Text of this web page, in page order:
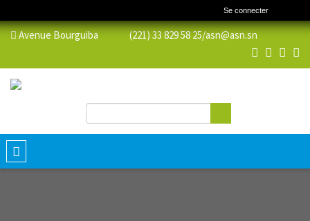
Se connecter
Avenue Bourguiba (221) 33 829 58 25/asn@asn.sn
Formulaire de recherche
Toggle
navigation